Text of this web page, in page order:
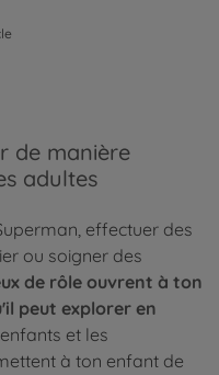
de manière
adultes
effectuer des
ou soigner des
de rôle ouvrent à ton
peut explorer en
et les
à ton enfant de